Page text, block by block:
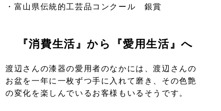
・富山県伝統的工芸品コンクール 銀賞
『消費生活』から『愛用生活』へ
渡辺さんの漆器の愛用者のなかには、渡辺さんの
お盆を一年に一枚ずつ手に入れて磨き、その色艶
の変化を楽しんでいるお客様もいるそうです。